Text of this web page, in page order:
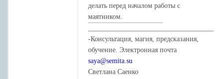
делать перед началом работы с
маятником.
-Консультация, магия, предсказания,
обучение. Электронная почта
saya@semita.su
Светлана Саенко